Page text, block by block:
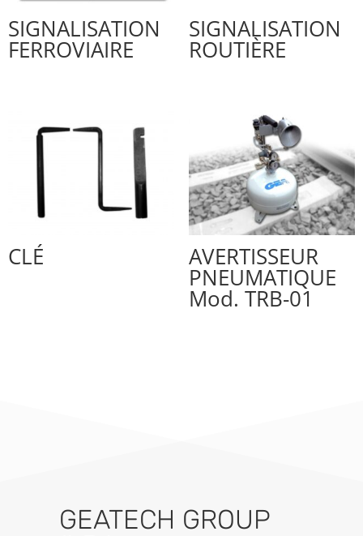
SIGNALISATION
FERROVIAIRE
SIGNALISATION
ROUTIÈRE
CLÉ AVERTISSEUR
PNEUMATIQUE
Mod. TRB-01
GEATECH GROUP